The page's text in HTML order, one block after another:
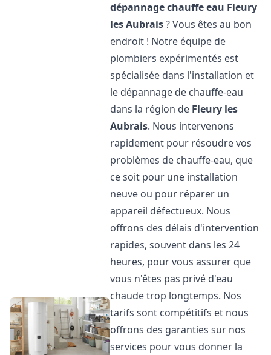
dépannage chauffe eau Fleury
les Aubrais? Vous êtes au bon
endroit ! Notre équipe de
plombiers expérimentés est
spécialisée dans l'installation et
le dépannage de chauffe-eau
dans la région de Fleury les
Aubrais. Nous intervenons
rapidement pour résoudre vos
problèmes de chauffe-eau, que
ce soit pour une installation
neuve ou pour réparer un
appareil défectueux. Nous
offrons des délais d'intervention
rapides, souvent dans les 24
heures, pour vous assurer que
vous n'êtes pas privé d'eau
chaude trop longtemps. Nos
tarifs sont compétitifs et nous
offrons des garanties sur nos
services pour vous donner la